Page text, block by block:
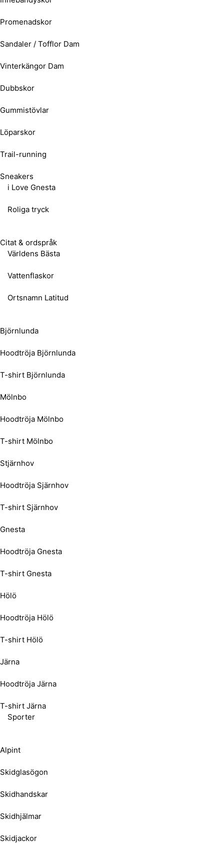
Promenadskor
Sandaler / Tofflor Dam
Vinterkängor Dam
Dubbskor
Gummistövlar
Löparskor
Trail-running
Sneakers
i Love Gnesta
Roliga tryck
Citat & ordspråk
Världens Bästa
Vattenflaskor
Ortsnamn Latitud
Björnlunda
Hoodtröja Björnlunda
T-shirt Björnlunda
Mölnbo
Hoodtröja Mölnbo
T-shirt Mölnbo
Stjärnhov
Hoodtröja Sjärnhov
T-shirt Sjärnhov
Gnesta
Hoodtröja Gnesta
T-shirt Gnesta
Hölö
Hoodtröja Hölö
T-shirt Hölö
Järna
Hoodtröja Järna
T-shirt Järna
Sporter
Alpint
Skidglasögon
Skidhandskar
Skidhjälmar
Skidjackor